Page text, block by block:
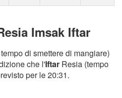
Imsak Iftar
di smettere di mangiare)
che l'Iftar Resia (tempo
per le 20:31.